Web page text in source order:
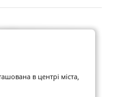
в центрі міста,